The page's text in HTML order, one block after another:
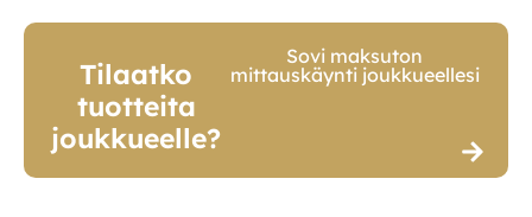
Tilaatko
tuotteita
joukkueelle?
Sovi maksuton
mittauskäynti joukkueellesi